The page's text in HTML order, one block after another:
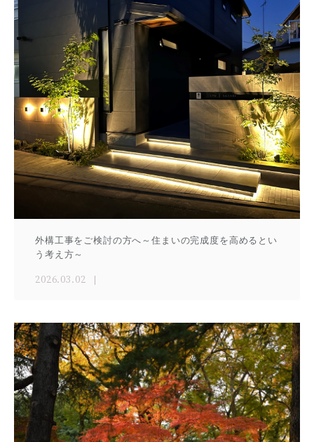
外構工事をご検討の方へ～住まいの完成度を高めるとい
う考え方～
2026.03.02